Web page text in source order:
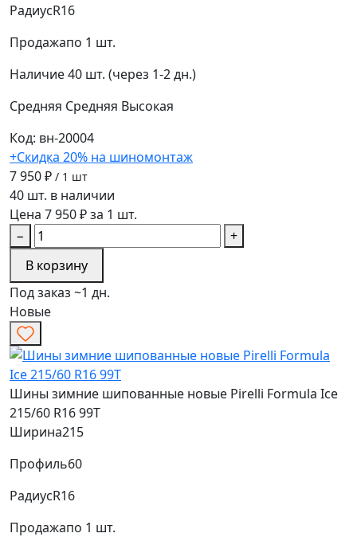
РадиусR16
Продажапо 1 шт.
Наличие40 шт. (через 1-2 дн.)
Средняя Средняя Высокая
Код: вн-20004
+Скидка 20% на шиномонтаж
7 950 ₽ / 1 шт
40 шт. в наличии
Цена 7 950 ₽ за 1 шт.
−
+
В корзину
Под заказ ~1 дн.
Новые
Шины зимние шипованные новые Pirelli Formula Ice
215/60 R16 99T
Ширина215
Профиль60
РадиусR16
Продажапо 1 шт.